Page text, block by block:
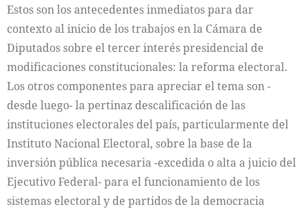
Estos son los antecedentes inmediatos para dar
contexto al inicio de los trabajos en la Cámara de
Diputados sobre el tercer interés presidencial de
modificaciones constitucionales: la reforma electoral.
Los otros componentes para apreciar el tema son -
desde luego- la pertinaz descalificación de las
instituciones electorales del país, particularmente del
Instituto Nacional Electoral, sobre la base de la
inversión pública necesaria -excedida o alta a juicio del
Ejecutivo Federal- para el funcionamiento de los
sistemas electoral y de partidos de la democracia